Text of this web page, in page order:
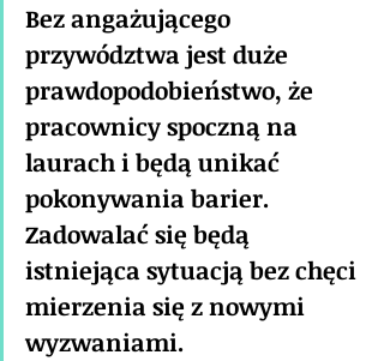
Bez angażującego
przywództwa jest duże
prawdopodobieństwo, że
pracownicy spoczną na
laurach i będą unikać
pokonywania barier.
Zadowalać się będą
istniejąca sytuacją bez chęci
mierzenia się z nowymi
wyzwaniami.